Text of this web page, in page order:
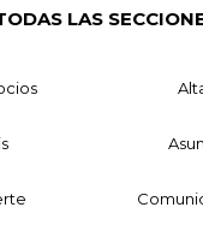
LAS